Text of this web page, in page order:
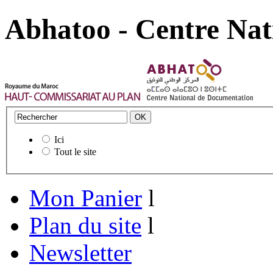
Abhatoo - Centre
Ici
Tout le site
Mon Panier l
Plan du site l
Newsletter